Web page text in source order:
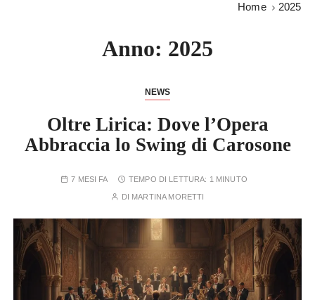
Home 2025
Anno: 2025
NEWS
Oltre Lirica: Dove l’Opera
Abbraccia lo Swing di Carosone
7 MESI FA TEMPO DI LETTURA: 1 MINUTO
DI MARTINA MORETTI